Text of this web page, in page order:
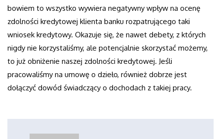
bowiem to wszystko wywiera negatywny wpływ na ocenę
zdolności kredytowej klienta banku rozpatrującego taki
wniosek kredytowy. Okazuje się, że nawet debety, z których
nigdy nie korzystaliśmy, ale potencjalnie skorzystać możemy,
to już obniżenie naszej zdolności kredytowej. Jeśli
pracowaliśmy na umowę o dzieło, również dobrze jest
dołączyć dowód świadczący o dochodach z takiej pracy.